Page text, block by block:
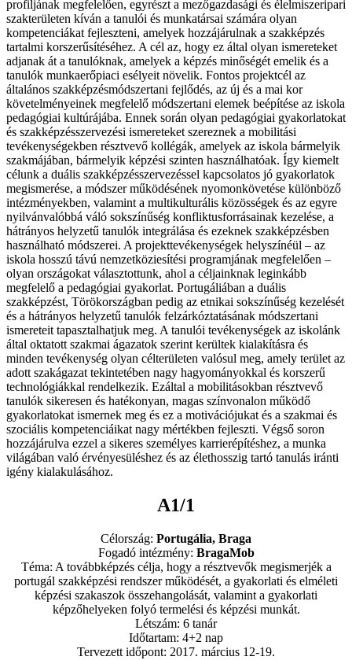
profiljának megfelelően, egyrészt a mezőgazdasági és élelmiszeripari
szakterületen kíván a tanulói és munkatársai számára olyan
kompetenciákat fejleszteni, amelyek hozzájárulnak a szakképzés
tartalmi korszerűsítéséhez. A cél az, hogy ez által olyan ismereteket
adjanak át a tanulóknak, amelyek a képzés minőségét emelik és a
tanulók munkaerőpiaci esélyeit növelik. Fontos projektcél az
általános szakképzésmódszertani fejlődés, az új és a mai kor
követelményeinek megfelelő módszertani elemek beépítése az iskola
pedagógiai kultúrájába. Ennek során olyan pedagógiai gyakorlatokat
és szakképzésszervezési ismereteket szereznek a mobilitási
tevékenységekben résztvevő kollégák, amelyek az iskola bármelyik
szakmájában, bármelyik képzési szinten használhatóak. Így kiemelt
célunk a duális szakképzésszervezéssel kapcsolatos jó gyakorlatok
megismerése, a módszer működésének nyomonkövetése különböző
intézményekben, valamint a multikulturális közösségek és az egyre
nyilvánvalóbbá váló sokszínűség konfliktusforrásainak kezelése, a
hátrányos helyzetű tanulók integrálása és ezeknek szakképzésben
használható módszerei. A projekttevékenységek helyszínéül – az
iskola hosszú távú nemzetköziesítési programjának megfelelően –
olyan országokat választottunk, ahol a céljainknak leginkább
megfelelő a pedagógiai gyakorlat. Portugáliában a duális
szakképzést, Törökországban pedig az etnikai sokszínűség kezelését
és a hátrányos helyzetű tanulók felzárkóztatásának módszertani
ismereteit tapasztalhatjuk meg. A tanulói tevékenységek az iskolánk
által oktatott szakmai ágazatok szerint kerültek kialakításra és
minden tevékenység olyan célterületen valósul meg, amely terület az
adott szakágazat tekintetében nagy hagyományokkal és korszerű
technológiákkal rendelkezik. Ezáltal a mobilitásokban résztvevő
tanulók sikeresen és hatékonyan, magas színvonalon működő
gyakorlatokat ismernek meg és ez a motivációjukat és a szakmai és
szociális kompetenciáikat nagy mértékben fejleszti. Végső soron
hozzájárulva ezzel a sikeres személyes karrierépítéshez, a munka
világában való érvényesüléshez és az élethosszig tartó tanulás iránti
igény kialakulásához.
A1/1
Célország: Portugália, Braga
Fogadó intézmény: BragaMob
Téma: A továbbképzés célja, hogy a résztvevők megismerjék a
portugál szakképzési rendszer működését, a gyakorlati és elméleti
képzési szakaszok összehangolását, valamint a gyakorlati
képzőhelyeken folyó termelési és képzési munkát.
Létszám: 6 tanár
Időtartam: 4+2 nap
Tervezett időpont: 2017. március 12-19.